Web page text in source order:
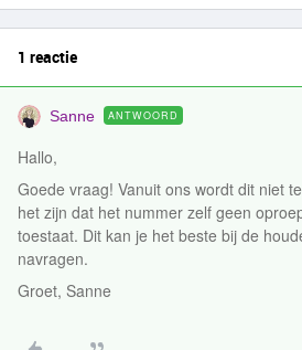
1 reactie
Sanne ANTWOORD
Hallo,
Goede vraag! Vanuit ons wordt dit niet
het zijn dat het nummer zelf geen
toestaat. Dit kan je het beste bij de
navragen.
Groet, Sanne